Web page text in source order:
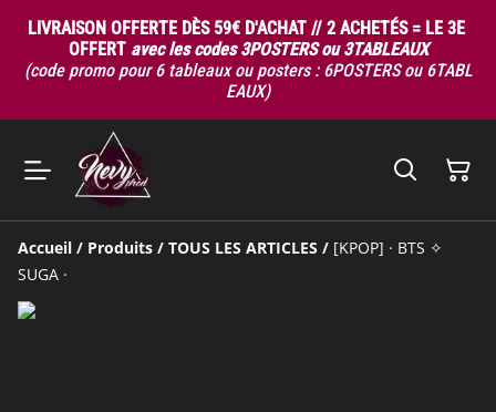
LIVRAISON OFFERTE DÈS 59€ D'ACHAT // 2 ACHETÉS = LE 3E
OFFERT avec les codes 3POSTERS ou 3TABLEAUX
(code promo pour 6 tableaux ou posters : 6POSTERS ou 6TABL
EAUX)
Accueil / Produits / TOUS LES ARTICLES / [KPOP] · BTS ✧
SUGA ·